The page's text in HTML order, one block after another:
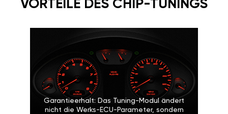
VORTEILE DES CHIP-TUNINGS
Garantieerhalt: Das Tuning-Modul ändert
nicht die Werks-ECU-Parameter, sondern